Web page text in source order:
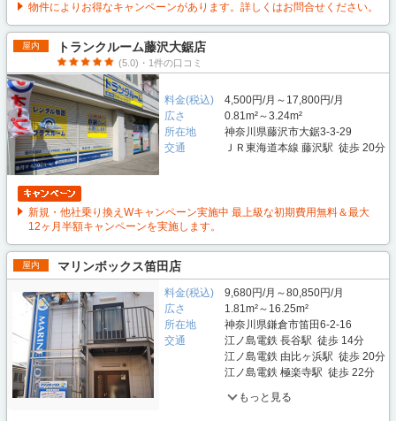
物件によりお得なキャンペーンがあります。詳しくはお問合せください。
屋内 トランクルーム藤沢大鋸店
(5.0)・1件の口コミ
料金(税込)
4,500円/月～17,800円/月
広さ
0.81m²～3.24m²
所在地
神奈川県藤沢市大鋸3-3-29
交通
ＪＲ東海道本線 藤沢駅 徒歩 20分
新規・他社乗り換えWキャンペーン実施中 最上級な初期費用無料＆最大
12ヶ月半額キャンペーンを実施します。
屋内 マリンボックス笛田店
料金(税込)
9,680円/月～80,850円/月
広さ
1.81m²～16.25m²
所在地
神奈川県鎌倉市笛田6-2-16
交通
江ノ島電鉄 長谷駅 徒歩 14分
江ノ島電鉄 由比ヶ浜駅 徒歩 20分
江ノ島電鉄 極楽寺駅 徒歩 22分
もっと見る